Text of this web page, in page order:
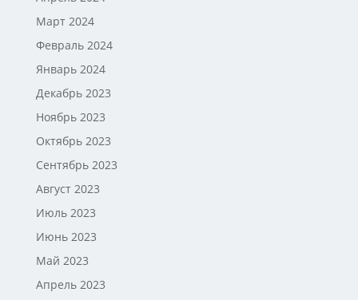
Март 2024
Февраль 2024
Январь 2024
Декабрь 2023
Ноябрь 2023
Октябрь 2023
Сентябрь 2023
Август 2023
Июль 2023
Июнь 2023
Май 2023
Апрель 2023